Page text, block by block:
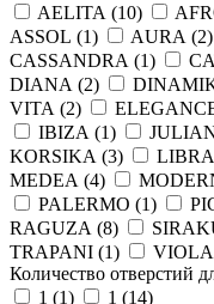
AELITA (10)
ASSOL (1) AURA (2)
CASSANDRA (1)
DIANA (2)
VITA (2)
IBIZA (1)
KORSIKA (3)
MEDEA (4)
PALERMO (1)
RAGUZA (8)
TRAPANI (1)
Количество отверстий
1 (1) 1 (14)